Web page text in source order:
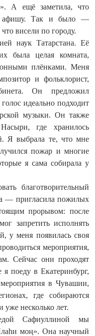
А ещё заметила, что
афишу. Так и было —
висели по городу.
наук Татарстана. Её
была целая комната,
плёнками. Меня
и фольклорист,
Он предложил
идеально подходит
музыки. Он также
где хранилось
Я выбрала те, что мне
пожар и многие
я сама собирала у
благотворительный
— пригласила пожилых
прорывом: после
запретить исполнять
у меня появилась своя
мероприятия,
Сейчас они проходят
я поеду в Екатеринбург,
в Чувашии,
где собираются
несколько лет.
Сафиуллиной мы
моң». Она научный